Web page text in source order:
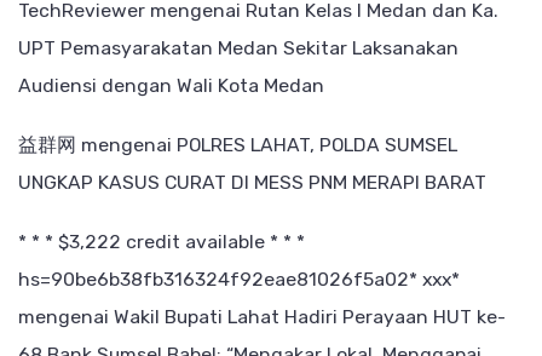
TechReviewer mengenai Rutan Kelas I Medan dan Ka.
UPT Pemasyarakatan Medan Sekitar Laksanakan
Audiensi dengan Wali Kota Medan
益群网 mengenai POLRES LAHAT, POLDA SUMSEL
UNGKAP KASUS CURAT DI MESS PNM MERAPI BARAT
* * * $3,222 credit available * * *
hs=90be6b38fb316324f92eae81026f5a02* ххх*
mengenai Wakil Bupati Lahat Hadiri Perayaan HUT ke-